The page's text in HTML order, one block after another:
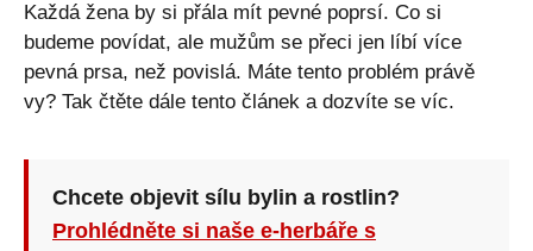
Každá žena by si přála mít pevné poprsí. Co si
budeme povídat, ale mužům se přeci jen líbí více
pevná prsa, než povislá. Máte tento problém právě
vy? Tak čtěte dále tento článek a dozvíte se víc.
Chcete objevit sílu bylin a rostlin?
Prohlédněte si naše e-herbáře s